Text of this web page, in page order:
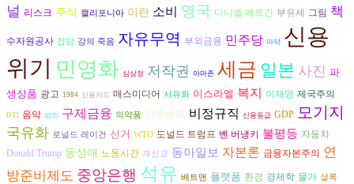
널 리스크 주식 캘리포니아 이란 소비 영국 다니엘 예르긴 부유세 그림 책
수자원공사 잡담 강의 죽음 자유무역 부외금융 민주당 마약 신용
위기 민영화 심상정 저작권 아마존 세금 일본 사진 파
생상품 광고 1984 신용카드 매스미디어 사유화 이스라엘 복지 이재명 제국주의
DTI 음악 범죄 구제금융 의약품 기후변화 비정규직 신용등급 GDP 모기지
국유화 로널드 레이건 선거 WTO 도널드 트럼프 벤 버냉키 불평등 자동차
Donald Trump 동성애 노동시간 개신교 동아일보 자본론 금융자본주의 연
방준비제도 중앙은행 석유 배트맨 플랫폼 환경 경제학 물가 셜록